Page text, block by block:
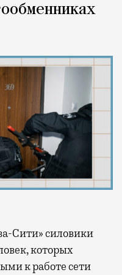
Сити» силовики
которых
к работе сети